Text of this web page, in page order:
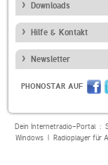
Downloads
Hilfe & Kontakt
Newsletter
PHONOSTAR AUF
Dein Internetradio-Portal :
Windows| Radioplayer für